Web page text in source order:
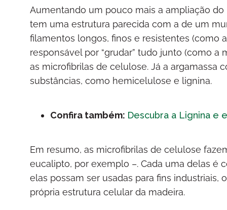
Aumentando um pouco mais a ampliação
tem uma estrutura parecida com a de um
filamentos longos, finos e resistentes (como
responsável por “grudar” tudo junto (como a
as microfibrilas de celulose. Já a argamassa
substâncias, como hemicelulose e lignina.
Confira também: Descubra a Lignina e
Em resumo, as microfibrilas de celulose
eucalipto, por exemplo –. Cada uma delas é
elas possam ser usadas para fins
própria estrutura celular da madeira.